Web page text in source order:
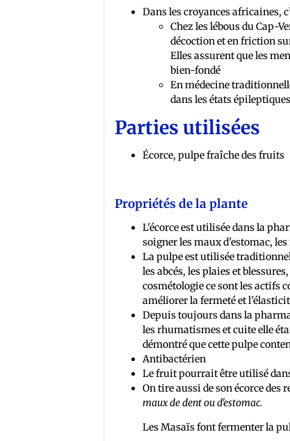
Dans les croyances africaines,
Chez les lébous du Cap-
décoction et en friction
Elles assurent que les
bien-fondé
En médecine
dans les états
Parties utilisées
Écorce, pulpe fraîche des fruits
Propriétés de la plante
L'écorce est utilisée dans la
soigner les maux d'estomac, les
La pulpe est utilisée
les abcés, les plaies et
cosmétologie ce sont les actifs
améliorer la fermeté et
Depuis toujours dans la
les rhumatismes et cuite elle
démontré que cette pulpe
Antibactérien
Le fruit pourrait être utilisé
On tire aussi de son écorce des
maux de dent ou d'estomac.
Les Masaïs font fermenter la